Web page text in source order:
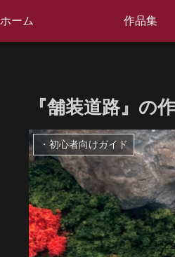
ホーム 作品集
『舗装道路』の
・初心者向けガイド